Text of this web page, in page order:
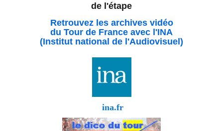
de l'étape
Retrouvez les archives vidéo
du Tour de France avec l'INA
(Institut national de l'Audiovisuel)
ina.fr